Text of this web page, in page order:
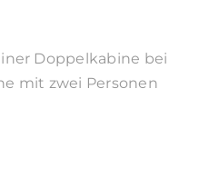
Doppelkabine bei
mit zwei Personen